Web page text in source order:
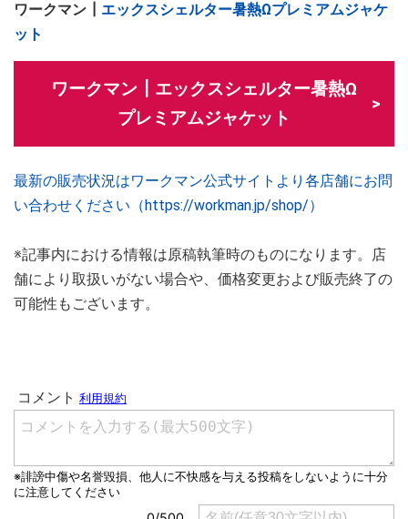
ワークマン┃ エックスシェルター暑熱Ωプレミアムジャケ
ット
ワークマン┃エックスシェルター暑熱Ω
プレミアムジャケット
最新の販売状況はワークマン公式サイトより各店舗にお問
い合わせください（https://workman.jp/shop/）
※記事内における情報は原稿執筆時のものになります。店
舗により取扱いがない場合や、価格変更および販売終了の
可能性もございます。